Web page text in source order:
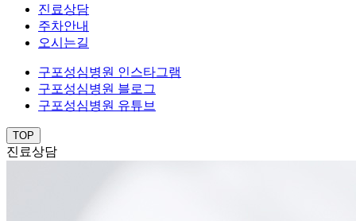
진료상담
주차안내
오시는길
구포성심병원 인스타그램
구포성심병원 블로그
구포성심병원 유튜브
TOP
진료상담